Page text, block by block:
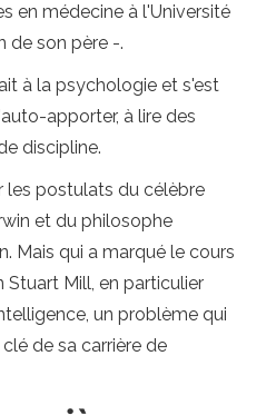
en médecine à l'Université
de son père -.
à la psychologie et s'est
apporter, à lire des
discipline.
les postulats du célèbre
et du philosophe
Mais qui a marqué le cours
Stuart Mill, en particulier
un problème qui
de sa carrière de